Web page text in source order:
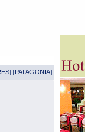
] [PATAGONIA]